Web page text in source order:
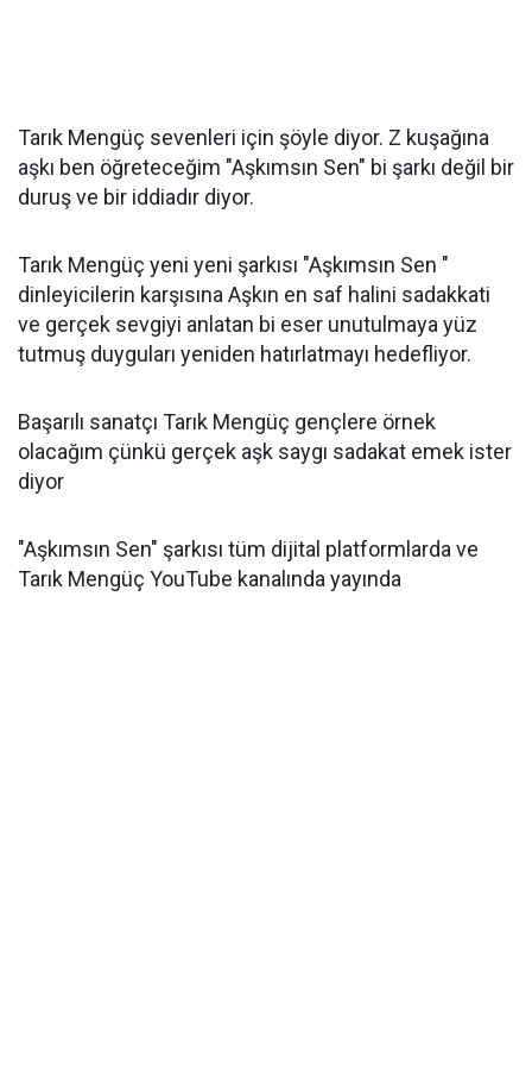
Tarık Mengüç sevenleri için şöyle diyor. Z kuşağına
aşkı ben öğreteceğim "Aşkımsın Sen" bi şarkı değil bir
duruş ve bir iddiadır diyor.
Tarık Mengüç yeni yeni şarkısı "Aşkımsın Sen "
dinleyicilerin karşısına Aşkın en saf halini sadakkati
ve gerçek sevgiyi anlatan bi eser unutulmaya yüz
tutmuş duyguları yeniden hatırlatmayı hedefliyor.
Başarılı sanatçı Tarık Mengüç gençlere örnek
olacağım çünkü gerçek aşk saygı sadakat emek ister
diyor
"Aşkımsın Sen" şarkısı tüm dijital platformlarda ve
Tarık Mengüç YouTube kanalında yayında